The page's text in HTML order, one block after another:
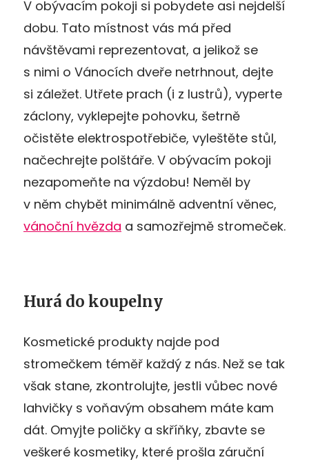
V obývacím pokoji si pobydete asi nejdelší
dobu. Tato místnost vás má před
návštěvami reprezentovat, a jelikož se
s nimi o Vánocích dveře netrhnout, dejte
si záležet. Utřete prach (i z lustrů), vyperte
záclony, vyklepejte pohovku, šetrně
očistěte elektrospotřebiče, vyleštěte stůl,
načechrejte polštáře. V obývacím pokoji
nezapomeňte na výzdobu! Neměl by
v něm chybět minimálně adventní věnec,
vánoční hvězda a samozřejmě stromeček.
Hurá do koupelny
Kosmetické produkty najde pod
stromečkem téměř každý z nás. Než se tak
však stane, zkontrolujte, jestli vůbec nové
lahvičky s voňavým obsahem máte kam
dát. Omyjte poličky a skříňky, zbavte se
veškeré kosmetiky, které prošla záruční